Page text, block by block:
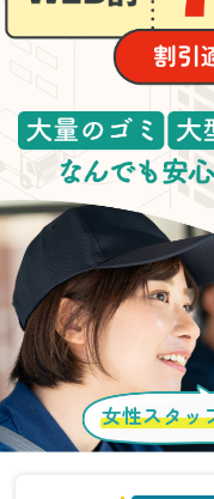
女性スタッ